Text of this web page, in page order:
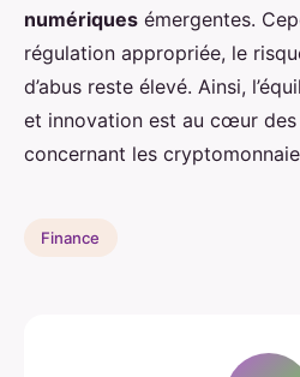
numériques émergentes.
régulation appropriée, le
d’abus reste élevé. Ainsi,
et innovation est au cœur
concernant les
Finance